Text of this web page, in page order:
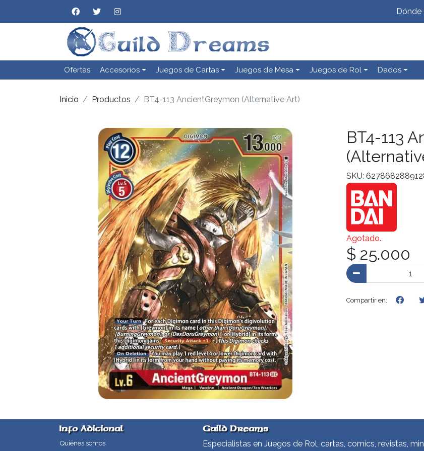
Dónde
Ofertas Accesorios Juegos de Cartas Juegos de Mesa Juegos de Rol Dados
Inicio Productos BT4-113 AncientGreymon (Alternative Art)
BT4-113
SKU:
Agotado.
$ 25.000
Compartir en:
Info Adicional
Quiénes somos
Guild Dreams
Especialistas en Juegos de Rol, cartas, comics, revistas,